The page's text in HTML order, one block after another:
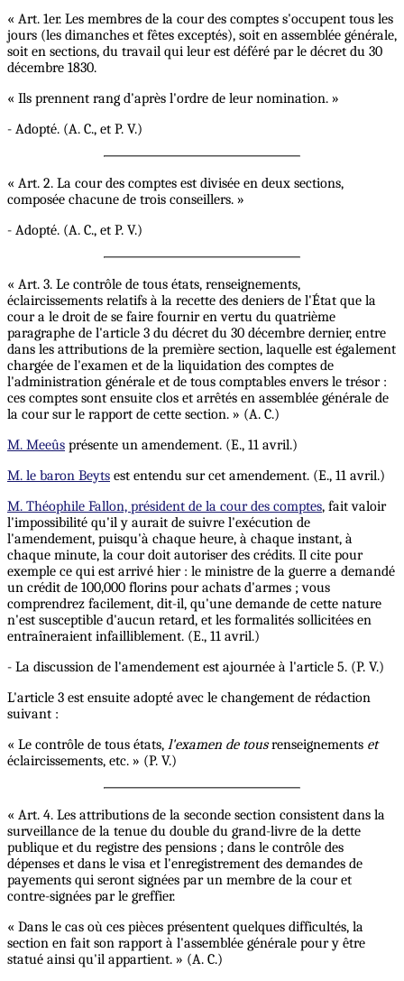
« Art. 1er. Les membres de la cour des comptes s'occupent tous les
jours (les dimanches et fêtes exceptés), soit en assemblée générale,
soit en sections, du travail qui leur est déféré par le décret du 30
décembre 1830.
« Ils prennent rang d'après l'ordre de leur nomination. »
- Adopté. (A. C., et P. V.)
« Art. 2. La cour des comptes est divisée en deux sections,
composée chacune de trois conseillers. »
- Adopté. (A. C., et P. V.)
« Art. 3. Le contrôle de tous états, renseignements,
éclaircissements relatifs à la recette des deniers de l'État que la
cour a le droit de se faire fournir en vertu du quatrième
paragraphe de l'article 3 du décret du 30 décembre dernier, entre
dans les attributions de la première section, laquelle est également
chargée de l'examen et de la liquidation des comptes de
l'administration générale et de tous comptables envers le trésor :
ces comptes sont ensuite clos et arrêtés en assemblée générale de
la cour sur le rapport de cette section. » (A. C.)
M. Meeûs présente un amendement. (E., 11 avril.)
M. le baron Beyts est entendu sur cet amendement. (E., 11 avril.)
M. Théophile Fallon, président de la cour des comptes, fait valoir
l'impossibilité qu'il y aurait de suivre l'exécution de
l'amendement, puisqu'à chaque heure, à chaque instant, à
chaque minute, la cour doit autoriser des crédits. Il cite pour
exemple ce qui est arrivé hier : le ministre de la guerre a demandé
un crédit de 100,000 florins pour achats d'armes ; vous
comprendrez facilement, dit-il, qu'une demande de cette nature
n'est susceptible d'aucun retard, et les formalités sollicitées en
entraîneraient infailliblement. (E., 11 avril.)
- La discussion de l'amendement est ajournée à l'article 5. (P. V.)
L'article 3 est ensuite adopté avec le changement de rédaction
suivant :
« Le contrôle de tous états, l'examen de tousrenseignements et
éclaircissements, etc. » (P. V.)
« Art. 4. Les attributions de la seconde section consistent dans la
surveillance de la tenue du double du grand-livre de la dette
publique et du registre des pensions ; dans le contrôle des
dépenses et dans le visa et l'enregistrement des demandes de
payements qui seront signées par un membre de la cour et
contre-signées par le greffier.
« Dans le cas où ces pièces présentent quelques difficultés, la
section en fait son rapport à l'assemblée générale pour y être
statué ainsi qu'il appartient. » (A. C.)